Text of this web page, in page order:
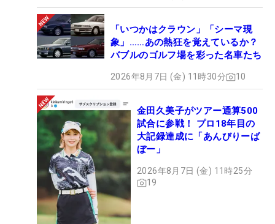
「いつかはクラウン」「シーマ現
象」……あの熱狂を覚えているか？
バブルのゴルフ場を彩った名車たち
2026年8月7日 (金) 11時30分 10
金田久美子がツアー通算500
試合に参戦！ プロ18年目の
大記録達成に「あんびりーば
ぼー」
2026年8月7日 (金) 11時25分
19